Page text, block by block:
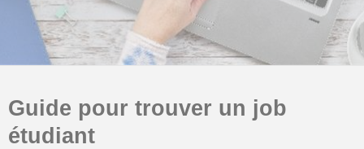
Guide pour trouver un job
étudiant